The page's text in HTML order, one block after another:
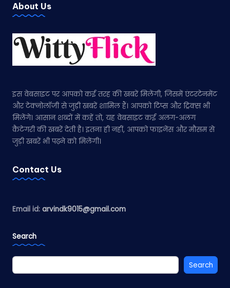
About Us
इस वेबसाइट पर आपको कई तरह की खबरें मिलेंगी, जिसमें एंटरटेनमेंट
और टेक्नोलॉजी से जुड़ी खबरें शामिल हैं। आपको टिप्स और ट्रिक्स भी
मिलेंगे। आसान शब्दों में कहें तो, यह वेबसाइट कई अलग-अलग
कैटेगरी की खबरें देती है। इतना ही नहीं, आपको फाइनेंस और मौसम से
जुड़ी खबरें भी पढ़ने को मिलेंगी।
Contact Us
Email id: arvindk9015@gmail.com
Search
Search